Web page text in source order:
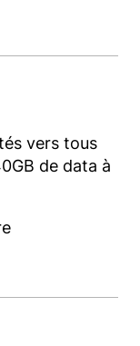
vers tous
de data à